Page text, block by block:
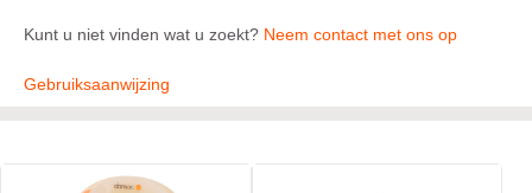
Kunt u niet vinden wat u zoekt? Neem contact met ons op
Gebruiksaanwijzing